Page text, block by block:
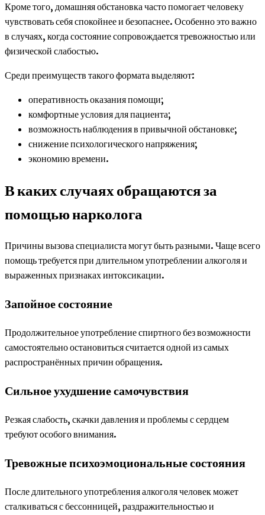
Кроме того, домашняя обстановка часто помогает человеку
чувствовать себя спокойнее и безопаснее. Особенно это важно
в случаях, когда состояние сопровождается тревожностью или
физической слабостью.
Среди преимуществ такого формата выделяют:
оперативность оказания помощи;
комфортные условия для пациента;
возможность наблюдения в привычной обстановке;
снижение психологического напряжения;
экономию времени.
В каких случаях обращаются за
помощью нарколога
Причины вызова специалиста могут быть разными. Чаще всего
помощь требуется при длительном употреблении алкоголя и
выраженных признаках интоксикации.
Запойное состояние
Продолжительное употребление спиртного без возможности
самостоятельно остановиться считается одной из самых
распространённых причин обращения.
Сильное ухудшение самочувствия
Резкая слабость, скачки давления и проблемы с сердцем
требуют особого внимания.
Тревожные психоэмоциональные состояния
После длительного употребления алкоголя человек может
сталкиваться с бессонницей, раздражительностью и